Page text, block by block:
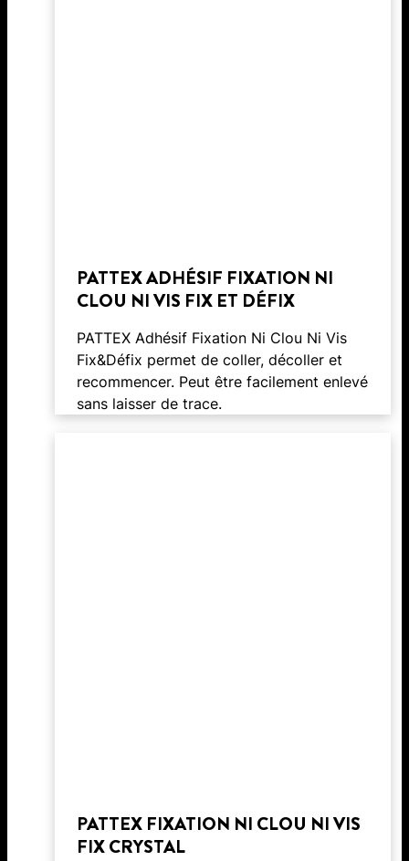
PATTEX ADHÉSIF FIXATION NI
CLOU NI VIS FIX ET DÉFIX
PATTEX Adhésif Fixation Ni Clou Ni Vis
Fix&Défix permet de coller, décoller et
recommencer. Peut être facilement enlevé
sans laisser de trace.
PATTEX FIXATION NI CLOU NI VIS
FIX CRYSTAL